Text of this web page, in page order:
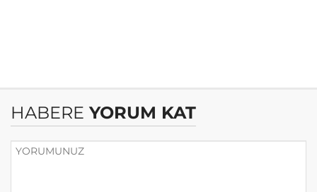
HABERE YORUM KAT